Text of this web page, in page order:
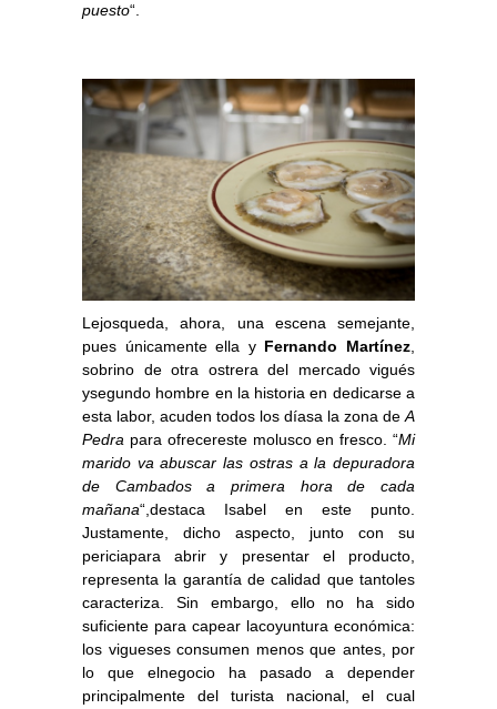
puesto“.
Lejosqueda, ahora, una escena semejante,
pues únicamente ella y Fernando Martínez,
sobrino de otra ostrera del mercado vigués
ysegundo hombre en la historia en dedicarse a
esta labor, acuden todos los díasa la zona deA
Pedra para ofrecereste molusco en fresco. “Mi
marido va abuscar las ostras a la depuradora
de Cambados a primera hora de cada
mañana“,destaca Isabel en este punto.
Justamente, dicho aspecto, junto con su
periciapara abrir y presentar el producto,
representa la garantía de calidad que tantoles
caracteriza. Sin embargo, ello no ha sido
suficiente para capear lacoyuntura económica:
los vigueses consumen menos que antes, por
lo que elnegocio ha pasado a depender
principalmente del turista nacional, el cual